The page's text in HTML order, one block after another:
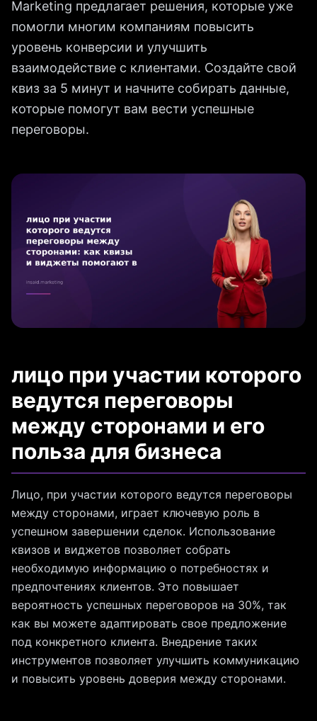
Marketing предлагает решения, которые уже
помогли многим компаниям повысить
уровень конверсии и улучшить
взаимодействие с клиентами. Создайте свой
квиз за 5 минут и начните собирать данные,
которые помогут вам вести успешные
переговоры.
лицо при участии которого
ведутся переговоры
между сторонами и его
польза для бизнеса
Лицо, при участии которого ведутся переговоры
между сторонами, играет ключевую роль в
успешном завершении сделок. Использование
квизов и виджетов позволяет собрать
необходимую информацию о потребностях и
предпочтениях клиентов. Это повышает
вероятность успешных переговоров на 30%, так
как вы можете адаптировать свое предложение
под конкретного клиента. Внедрение таких
инструментов позволяет улучшить коммуникацию
и повысить уровень доверия между сторонами.